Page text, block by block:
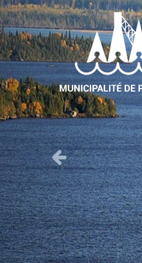
paradis
POUR LES
LA SAISON!
Previous